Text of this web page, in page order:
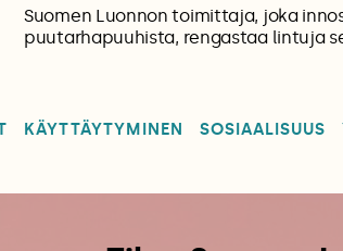
Suomen Luonnon toimittaja, joka
puutarhapuuhista, rengastaa lintuja
KÄYTTÄYTYMINEN SOSIAALISUUS